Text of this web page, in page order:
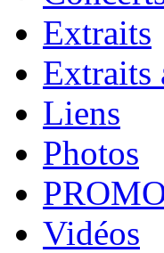
Extraits
Extraits
Liens
Photos
Vidéos